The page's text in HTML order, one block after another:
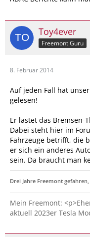
Toy4ever
Freemont Guru
8. Februar 2014
Auf jeden Fall hat
gelesen!
Er lastet das Bremsen-
Dabei steht hier im
Fahrzeuge betrifft, die
er sich ein anderes
sein. Da braucht man
Drei Jahre Freemont
Mein Freemont:
aktuell 2023er Tesla